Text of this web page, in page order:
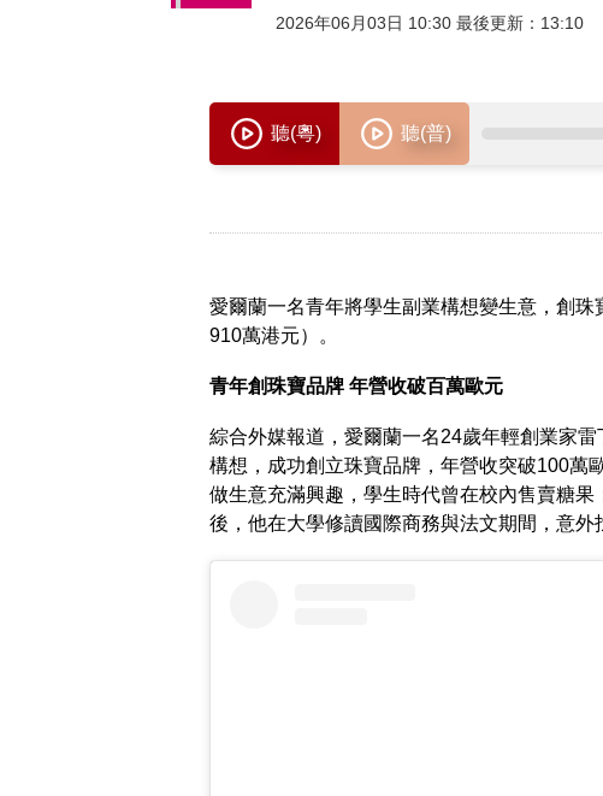
2026年06月03日 10:30 最後更新：13:10
愛爾蘭一名青年將學生副業構想變生意，創
910萬港元）。
青年創珠寶品牌 年營收破百萬歐元
綜合外媒報道，愛爾蘭一名24歲年輕創業家
構想，成功創立珠寶品牌，年營收突破100萬
做生意充滿興趣，學生時代曾在校內售賣糖
後，他在大學修讀國際商務與法文期間，意外